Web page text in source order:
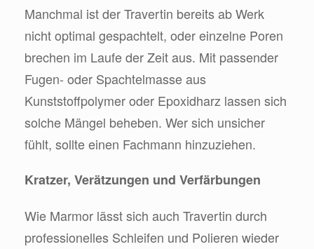
Manchmal ist der Travertin bereits ab Werk
nicht optimal gespachtelt, oder einzelne Poren
brechen im Laufe der Zeit aus. Mit passender
Fugen- oder Spachtelmasse aus
Kunststoffpolymer oder Epoxidharz lassen sich
solche Mängel beheben. Wer sich unsicher
fühlt, sollte einen Fachmann hinzuziehen.
Kratzer, Verätzungen und Verfärbungen
Wie Marmor lässt sich auch Travertin durch
professionelles Schleifen und Polieren wieder